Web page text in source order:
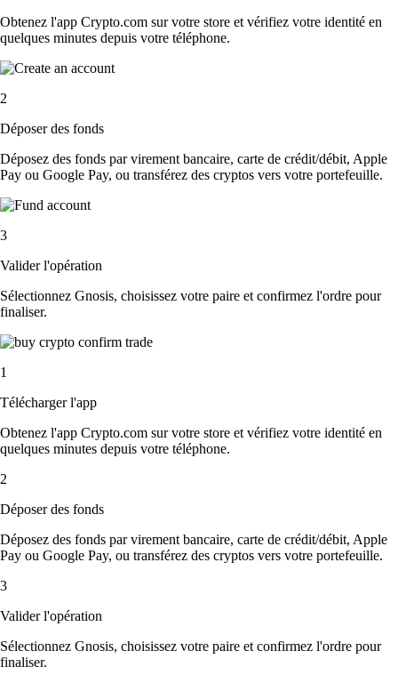
Obtenez l'app Crypto.com sur votre store et vérifiez votre identité en
quelques minutes depuis votre téléphone.
2
Déposer des fonds
Déposez des fonds par virement bancaire, carte de crédit/débit, Apple
Pay ou Google Pay, ou transférez des cryptos vers votre portefeuille.
3
Valider l'opération
Sélectionnez Gnosis, choisissez votre paire et confirmez l'ordre pour
finaliser.
1
Télécharger l'app
Obtenez l'app Crypto.com sur votre store et vérifiez votre identité en
quelques minutes depuis votre téléphone.
2
Déposer des fonds
Déposez des fonds par virement bancaire, carte de crédit/débit, Apple
Pay ou Google Pay, ou transférez des cryptos vers votre portefeuille.
3
Valider l'opération
Sélectionnez Gnosis, choisissez votre paire et confirmez l'ordre pour
finaliser.